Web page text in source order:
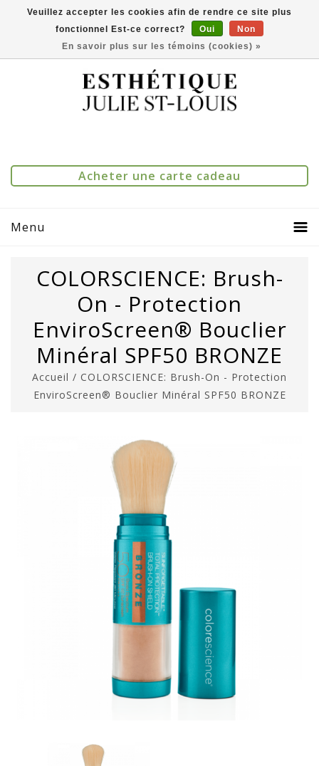
Comparer(0)
Acheter une carte cadeau
Menu
COLORSCIENCE: Brush-
On - Protection
EnviroScreen® Bouclier
Minéral SPF50 BRONZE
Accueil / COLORSCIENCE: Brush-On - Protection
EnviroScreen® Bouclier Minéral SPF50 BRONZE
Veuillez accepter les cookies afin de rendre ce site plus
fonctionnel Est-ce correct?
Oui
Non
En savoir plus sur les témoins (cookies) »